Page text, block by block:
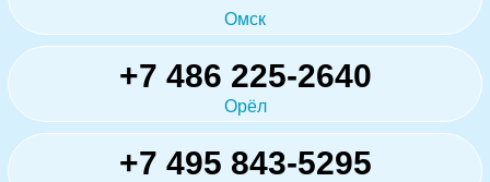
Омск
+7 486 225-2640
Орёл
+7 495 843-5295